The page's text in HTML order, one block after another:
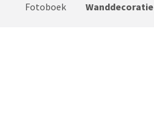
Fotoboek Wanddecoratie